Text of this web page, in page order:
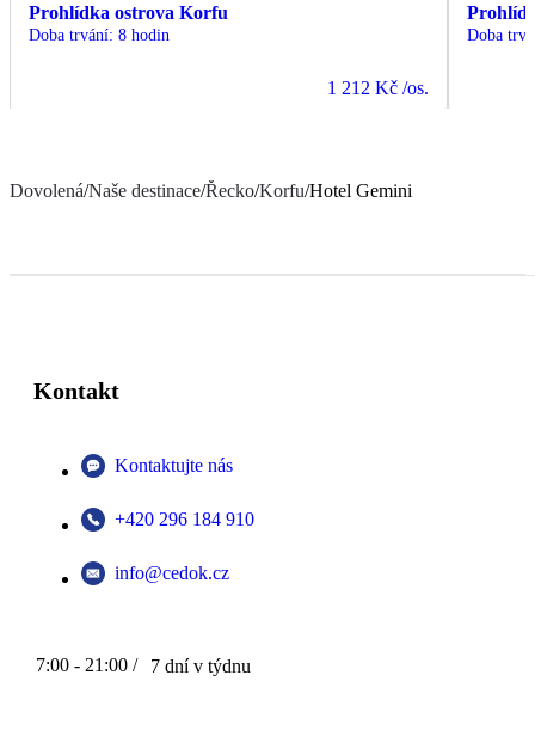
Prohlídka ostrova Korfu
Doba trvání: 8 hodin
1 212 Kč /os.
Doba
Dovolená/Naše destinace/Řecko/Korfu/Hotel Gemini
Kontakt
Kontaktujte nás
+420 296 184 910
info@cedok.cz
7:00 - 21:00 / 7 dní v týdnu